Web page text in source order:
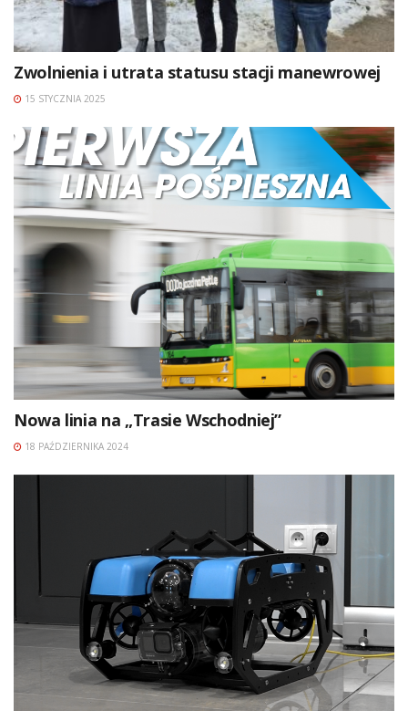
Zwolnienia i utrata statusu stacji manewrowej
15 STYCZNIA 2025
Nowa linia na „Trasie Wschodniej”
18 PAŹDZIERNIKA 2024